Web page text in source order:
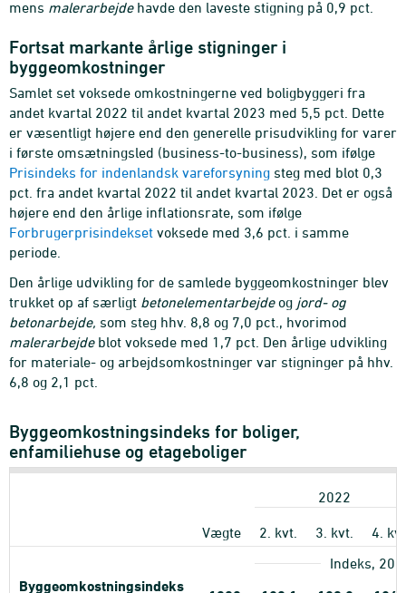
mens malerarbejdehavde den laveste stigning på 0,9 pct.
Fortsat markante årlige stigninger i
byggeomkostninger
Samlet set voksede omkostningerne ved boligbyggeri fra
andet kvartal 2022 til andet kvartal 2023 med 5,5 pct. Dette
er væsentligt højere end den generelle prisudvikling for varer
i første omsætningsled (business-to-business), som ifølge
Prisindeks for indenlandsk vareforsyning steg med blot 0,3
pct. fra andet kvartal 2022 til andet kvartal 2023. Det er også
højere end den årlige inflationsrate, som ifølge
Forbrugerprisindekset voksede med 3,6 pct. i samme
periode.
Den årlige udvikling for de samlede byggeomkostninger blev
trukket op af særligt betonelementarbejdeog jord- og
betonarbejde, som steg hhv. 8,8 og 7,0 pct., hvorimod
malerarbejdeblot voksede med 1,7 pct. Den årlige udvikling
for materiale- og arbejdsomkostninger var stigninger på hhv.
6,8 og 2,1 pct.
Byggeomkostningsindeks for boliger,
enfamiliehuse og etageboliger
2022
Vægte 2. kvt. 3. kvt.
4.
Indeks,
Byggeomkostningsindeks